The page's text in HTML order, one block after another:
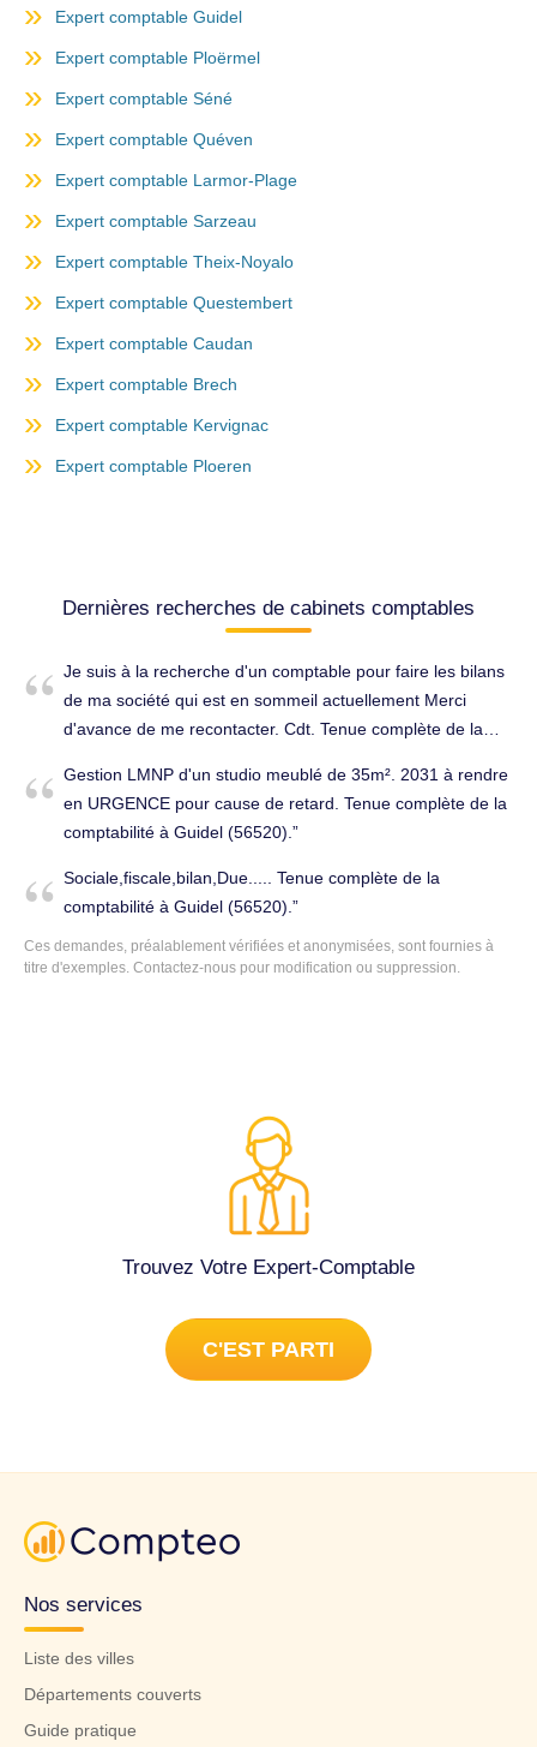
Expert comptable Guidel
Expert comptable Ploërmel
Expert comptable Séné
Expert comptable Quéven
Expert comptable Larmor-Plage
Expert comptable Sarzeau
Expert comptable Theix-Noyalo
Expert comptable Questembert
Expert comptable Caudan
Expert comptable Brech
Expert comptable Kervignac
Expert comptable Ploeren
Dernières recherches de cabinets comptables
Je suis à la recherche d'un comptable pour faire les bilans
de ma société qui est en sommeil actuellement Merci
d'avance de me recontacter. Cdt. Tenue complète de la
Gestion LMNP d'un studio meublé de 35m². 2031 à rendre
en URGENCE pour cause de retard. Tenue complète de la
comptabilité à Guidel (56520).
Sociale,fiscale,bilan,Due..... Tenue complète de la
comptabilité à Guidel (56520).
Ces demandes, préalablement vérifiées et anonymisées, sont fournies à
titre d'exemples. Contactez-nous pour modification ou suppression.
Trouvez Votre Expert-Comptable
C'EST PARTI
Nos services
Liste des villes
Départements couverts
Guide pratique